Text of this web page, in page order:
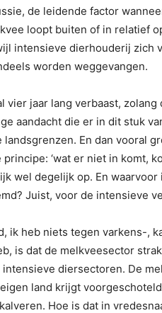
de leidende factor
loopt buiten of in relatief
intensieve dierhouderij zich
worden weggevangen.
vier jaar lang verbaast,
aandacht die er in dit stuk
landsgrenzen. En dan vooral
principe: ‘wat er niet in komt,
wel degelijk op. En
Juist, voor de intensieve
ik heb niets tegen varkens-,
is dat de melkveesector
intensieve diersectoren. De
land krijgt
Hoe is dat in